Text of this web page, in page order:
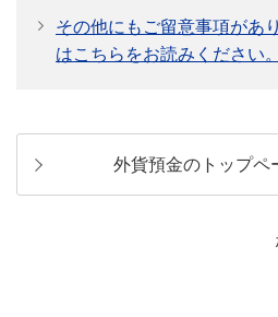
その他にもご留意事項があ
はこちらをお読みください。
外貨預金のトップペ